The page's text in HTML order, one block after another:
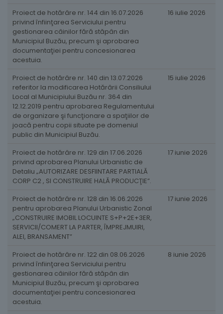
Proiect de hotărâre nr. 144 din 16.07.2026
privind înfiinţarea Serviciului pentru
gestionarea câinilor fără stăpân din
Municipiul Buzău, precum şi aprobarea
documentaţiei pentru concesionarea
acestuia.
16 iulie 2026
Proiect de hotărâre nr. 140 din 13.07.2026
referitor la modificarea Hotărârii Consiliului
Local al Municipiului Buzău nr. 364 din
12.12.2019 pentru aprobarea Regulamentului
de organizare şi funcţionare a spaţiilor de
joacă pentru copii situate pe domeniul
public din Municipiul Buzău.
15 iulie 2026
Proiect de hotărâre nr. 129 din 17.06.2026
privind aprobarea Planului Urbanistic de
Detaliu „AUTORIZARE DESFIINTARE PARTIALĂ
CORP C2 , SI CONSTRUIRE HALĂ PRODUCŢIE”.
17 iunie 2026
Proiect de hotărâre nr. 128 din 16.06.2026
pentru aprobarea Planului Urbanistic Zonal
„CONSTRUIRE IMOBIL LOCUINTE S+P+2E+3ER,
SERVICII/COMERT LA PARTER, ÎMPREJMUIRI,
ALEI, BRANSAMENT”
17 iunie 2026
Proiect de hotărâre nr. 122 din 08.06.2026
privind înfiinţarea Serviciului pentru
gestionarea câinilor fără stăpân din
Municipiul Buzău, precum şi aprobarea
documentaţiei pentru concesionarea
acestuia.
8 iunie 2026